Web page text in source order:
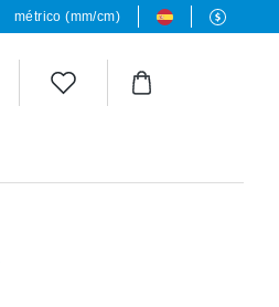
métrico (mm/cm)